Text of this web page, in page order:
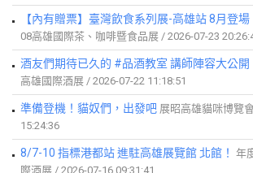
【內有贈票】臺灣飲食系列展-高雄站 8月登場
08高雄國際茶、咖啡暨食品展 / 2026-07-23
酒友們期待已久的 #品酒教室 講師陣容大公開
高雄國際酒展 / 2026-07-22 11:18:51
準備登機！貓奴們，出發吧 展昭高雄貓咪博覽
15:24:36
8/7-10 指標港都站 進駐高雄展覽館 北館！ 年
際酒展 / 2026-07-16 09:31:41